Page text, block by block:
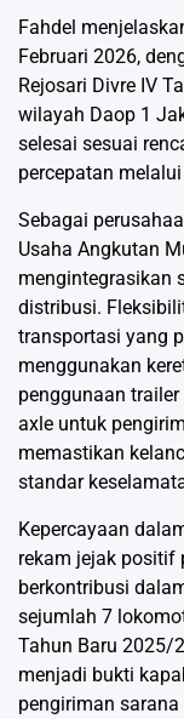
Fahdel
Februari 2026,
Rejosari Divre IV
wilayah Daop 1
selesai sesuai
percepatan
Sebagai
Usaha Angkutan
mengintegrasikan
distribusi.
transportasi yang
menggunakan
penggunaan
axle untuk
memastikan
standar
Kepercayaan
rekam jejak positif
berkontribusi
sejumlah 7
Tahun Baru 2025/
menjadi bukti
pengiriman